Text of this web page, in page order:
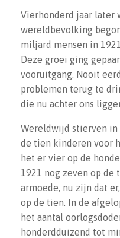
Vierhonderd jaar later
wereldbevolking
miljard mensen in
Deze groei ging
vooruitgang. Nooit
problemen terug te
die nu achter ons
Wereldwijd stierven in
de tien kinderen voor
het er vier op de
1921 nog zeven op de
armoede, nu zijn dat
op de tien. In de
het aantal
honderdduizend tot